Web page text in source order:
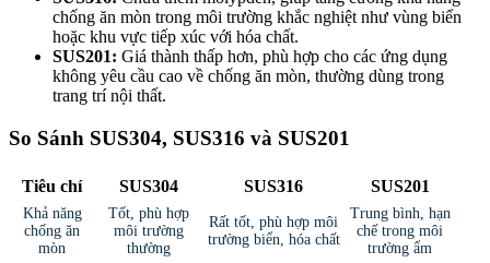
chống ăn mòn trong môi trường khắc nghiệt như vùng biển
hoặc khu vực tiếp xúc với hóa chất.
SUS201: Giá thành thấp hơn, phù hợp cho các ứng dụng
không yêu cầu cao về chống ăn mòn, thường dùng trong
trang trí nội thất.
So Sánh SUS304, SUS316 và SUS201
Tiêu chí SUS304 SUS316 SUS201
Khả năng
chống ăn
mòn
Tốt, phù hợp
môi trường
thường
Rất tốt, phù hợp môi
trường biển, hóa chất
Trung bình, hạn
chế trong môi
trường ẩm